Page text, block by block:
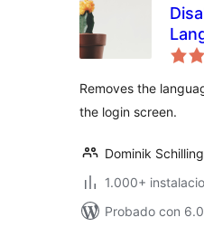
Removes the
the login screen.
Dominik Schilling
1.000+
Probado con